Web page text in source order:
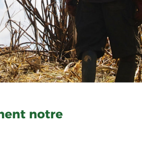
notre